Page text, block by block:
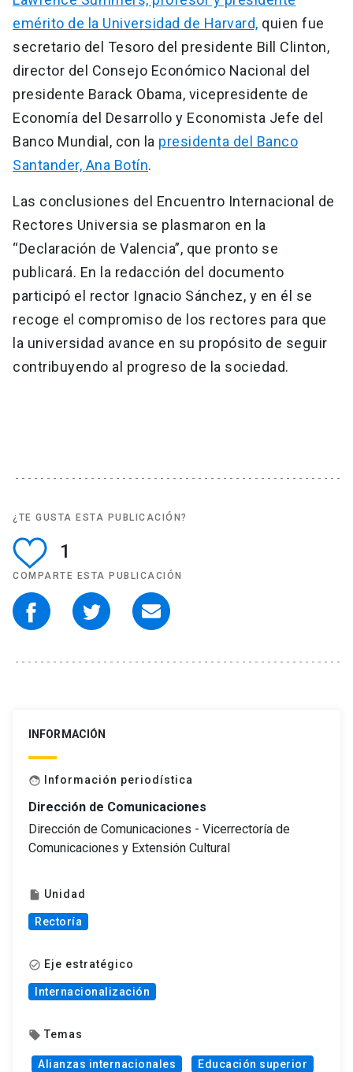
emérito de la Universidad de Harvard, quien fue
secretario del Tesoro del presidente Bill Clinton,
director del Consejo Económico Nacional del
presidente Barack Obama, vicepresidente de
Economía del Desarrollo y Economista Jefe del
Banco Mundial, con la presidenta del Banco
Santander, Ana Botín.
Las conclusiones del Encuentro Internacional de
Rectores Universia se plasmaron en la
“Declaración de Valencia”, que pronto se
publicará. En la redacción del documento
participó el rector Ignacio Sánchez, y en él se
recoge el compromiso de los rectores para que
la universidad avance en su propósito de seguir
contribuyendo al progreso de la sociedad.
¿TE GUSTA ESTA PUBLICACIÓN?
1
COMPARTE ESTA PUBLICACIÓN
INFORMACIÓN
face Información periodística
Dirección de Comunicaciones
Dirección de Comunicaciones - Vicerrectoría de
Comunicaciones y Extensión Cultural
insert_drive_file Unidad
Rectoría
check_circle_outline Eje estratégico
Internacionalización
local_offer Temas
Alianzas internacionales
Educación superior